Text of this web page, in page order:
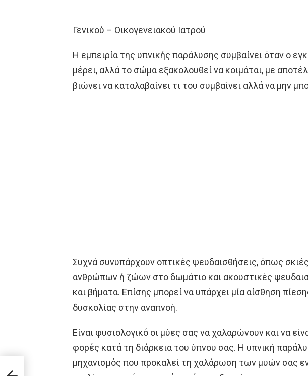
Γενικού – Οικογενειακού Ιατρού
Η εμπειρία της υπνικής παράλυσης συμβαίνει όταν ο
μέρει, αλλά το σώμα εξακολουθεί να κοιμάται, με
βιώνει να καταλαβαίνει τι του συμβαίνει αλλά να μην
Συχνά συνυπάρχουν οπτικές ψευδαισθήσεις, όπως
ανθρώπων ή ζώων στο δωμάτιο και ακουστικές
και βήματα. Επίσης μπορεί να υπάρχει μία αίσθηση
δυσκολίας στην αναπνοή.
Είναι φυσιολογικό οι μύες σας να χαλαρώνουν και να
φορές κατά τη διάρκεια του ύπνου σας. Η υπνική
μηχανισμός που προκαλεί τη χαλάρωση των μυών σας